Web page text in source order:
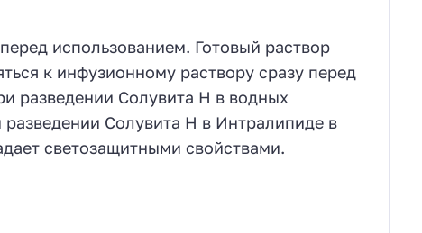
использованием. Готовый раствор
к инфузионному раствору сразу перед
разведении Солувита Н в водных
Солувита Н в Интралипиде в
светозащитными свойствами.